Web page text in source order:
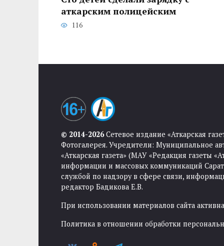
аткарским полицейским
116
© 2014-2026Сетевое издание «Аткарская
Фотогалерея. Учредители: Муниципальное
«Аткарская газета» (МАУ «Редакция газеты
информации и массовых коммуникаций
службой по надзору в сфере связи,
редактор Бадикова Е.В.
При использовании материалов сайта
Политика в отношении обработки